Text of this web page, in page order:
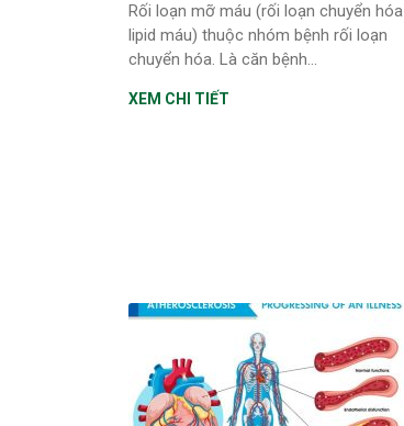
Rối loạn mỡ máu (rối loạn chuyển hóa
lipid máu) thuộc nhóm bệnh rối loạn
chuyển hóa. Là căn bệnh...
XEM CHI TIẾT